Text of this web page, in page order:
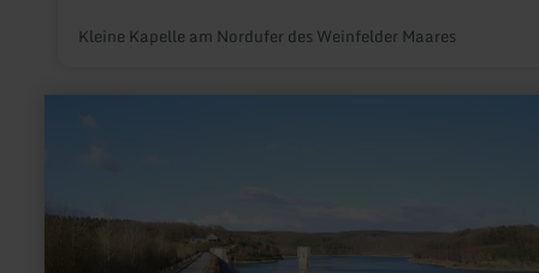
Kleine Kapelle am Nordufer des Weinfelder Maares